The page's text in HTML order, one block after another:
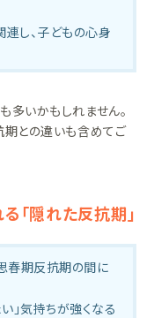
し、子どもの心身
いかもしれません。
期との違いも含めてご
「隠れた反抗期」
春期反抗期の間に
」気持ちが強くなる